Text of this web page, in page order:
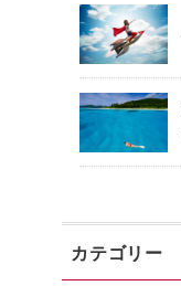
カテゴリー